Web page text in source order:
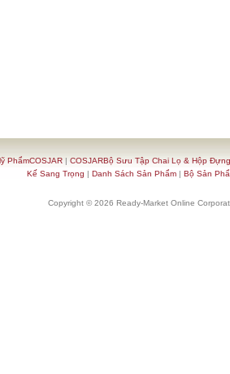
PhẩmCOSJAR| COSJARBộ Sưu Tập Chai Lọ & Hộp
Kế Sang Trọng | Danh Sách Sản Phẩm| Bộ Sản
Copyright © 2026 Ready-Market Online